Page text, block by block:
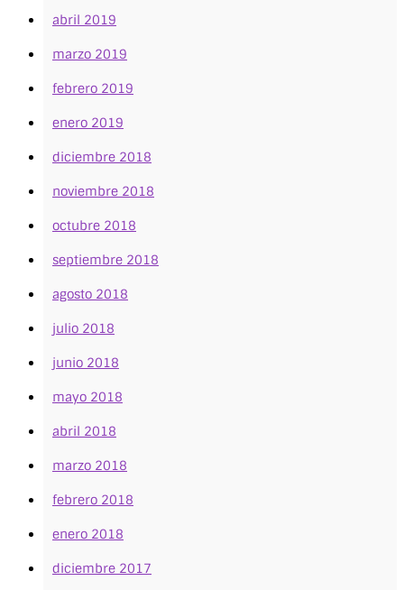
abril 2019
marzo 2019
febrero 2019
enero 2019
diciembre 2018
noviembre 2018
octubre 2018
septiembre 2018
agosto 2018
julio 2018
junio 2018
mayo 2018
abril 2018
marzo 2018
febrero 2018
enero 2018
diciembre 2017